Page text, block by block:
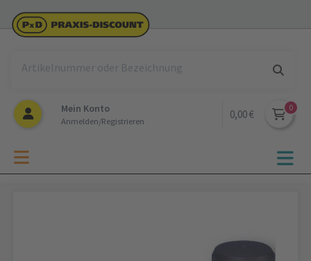
Mein Konto
Anmelden/Registrieren
0,00 €